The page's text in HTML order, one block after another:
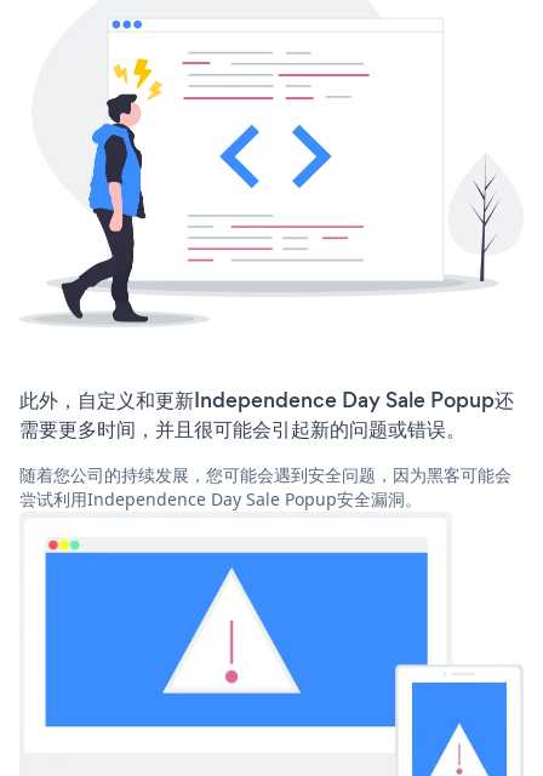
此外，自定义和更新Independence Day Sale Popup还
需要更多时间，并且很可能会引起新的问题或错误。
随着您公司的持续发展，您可能会遇到安全问题，因为黑客可能会
尝试利用Independence Day Sale Popup安全漏洞。